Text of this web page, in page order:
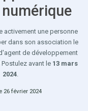
activement une personne
dans son association le
de développement
avant le 13 mars
2024.
26 février 2024